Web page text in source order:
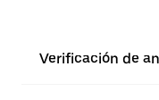
Verificación de